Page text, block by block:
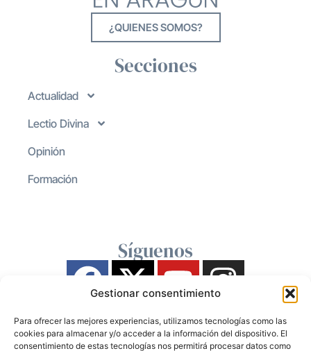
Gestionar consentimiento
Para ofrecer las mejores experiencias, utilizamos tecnologías como las
cookies para almacenar y/o acceder a la información del dispositivo. El
consentimiento de estas tecnologías nos permitirá procesar datos como
¿QUIENES SOMOS?
Secciones
Actualidad
Lectio Divina
Opinión
Formación
Síguenos